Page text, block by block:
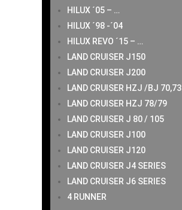
HILUX ´05 – …
HILUX ´98 -´04
HILUX REVO ´15 – …
LAND CRUISER J150
LAND CRUISER J200
LAND CRUISER HZJ /BJ 70,73
LAND CRUISER HZJ 78/79
LAND CRUISER J 80 / 105
LAND CRUISER J100
LAND CRUISER J120
LAND CRUISER J4 SERIES
LAND CRUISER J6 SERIES
4 RUNNER